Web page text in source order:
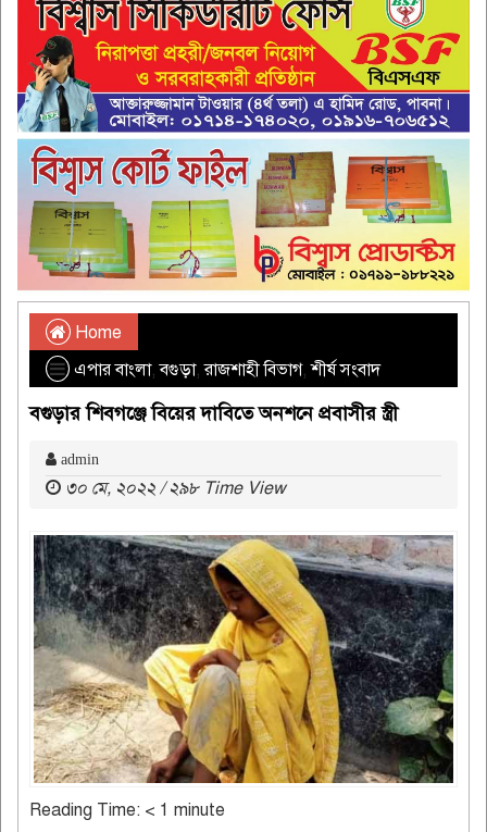
Home
এপার বাংলা,বগুড়া,রাজশাহী বিভাগ,শীর্ষ সংবাদ
বগুড়ার শিবগঞ্জে বিয়ের দাবিতে অনশনে প্রবাসীর স্ত্রী
admin
৩০ মে, ২০২২ / ২৯৮ Time View
Reading Time: < 1 minute